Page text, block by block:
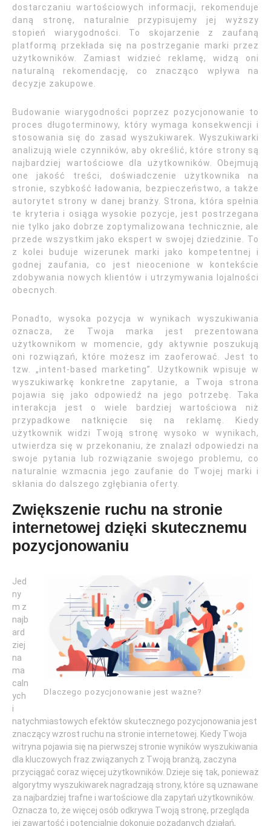
dostarczaniu wartościowych informacji, rekomenduje
daną stronę, naturalnie przypisujemy jej wyższy
stopień wiarygodności. To skojarzenie z zaufaną
platformą przekłada się na postrzeganie marki przez
użytkowników. Zamiast widzieć reklamę, widzą oni
naturalną rekomendację, co znacząco wpływa na
decyzje zakupowe.
Budowanie wiarygodności poprzez pozycjonowanie to
proces długoterminowy, który wymaga konsekwencji i
stosowania się do zasad wyszukiwarek. Wyszukiwarki
analizują wiele czynników, aby określić, które strony są
najbardziej wartościowe dla użytkowników. Obejmują
one jakość treści, doświadczenie użytkownika na
stronie, szybkość ładowania, bezpieczeństwo, a także
autorytet strony w danej branży. Strona, która spełnia
te kryteria i osiąga wysokie pozycje, jest postrzegana
nie tylko jako dobrze zoptymalizowana technicznie, ale
przede wszystkim jako ekspert w swojej dziedzinie. To
z kolei buduje wizerunek marki jako kompetentnej i
godnej zaufania, co jest nieocenione w kontekście
zdobywania nowych klientów i utrzymywania lojalności
obecnych.
Ponadto, wysoka pozycja w wynikach wyszukiwania
oznacza, że Twoja marka jest prezentowana
użytkownikom w momencie, gdy aktywnie poszukują
oni rozwiązań, które możesz im zaoferować. Jest to
tzw. „intent-based marketing”. Użytkownik wpisuje w
wyszukiwarkę konkretne zapytanie, a Twoja strona
pojawia się jako odpowiedź na jego potrzebę. Taka
interakcja jest o wiele bardziej wartościowa niż
przypadkowe natknięcie się na reklamę. Kiedy
użytkownik widzi Twoją stronę wysoko w wynikach,
utwierdza się w przekonaniu, że znalazł odpowiedzi na
swoje pytania lub rozwiązanie swojego problemu, co
naturalnie wzmacnia jego zaufanie do Twojej marki i
skłania do dalszego zgłębiania oferty.
Zwiększenie ruchu na stronie
internetowej dzięki skutecznemu
pozycjonowaniu
Dlaczego pozycjonowanie jest ważne?
Jed
ny
m z
najb
ard
ziej
na
ma
caln
ych
i
natychmiastowych efektów skutecznego pozycjonowania jest
znaczący wzrost ruchu na stronie internetowej. Kiedy Twoja
witryna pojawia się na pierwszej stronie wyników wyszukiwania
dla kluczowych fraz związanych z Twoją branżą, zaczyna
przyciągać coraz więcej użytkowników. Dzieje się tak, ponieważ
algorytmy wyszukiwarek nagradzają strony, które są uznawane
za najbardziej trafne i wartościowe dla zapytań użytkowników.
Oznacza to, że więcej osób odkrywa Twoją stronę, przegląda
jej zawartość i potencjalnie dokonuje pożądanych działań,